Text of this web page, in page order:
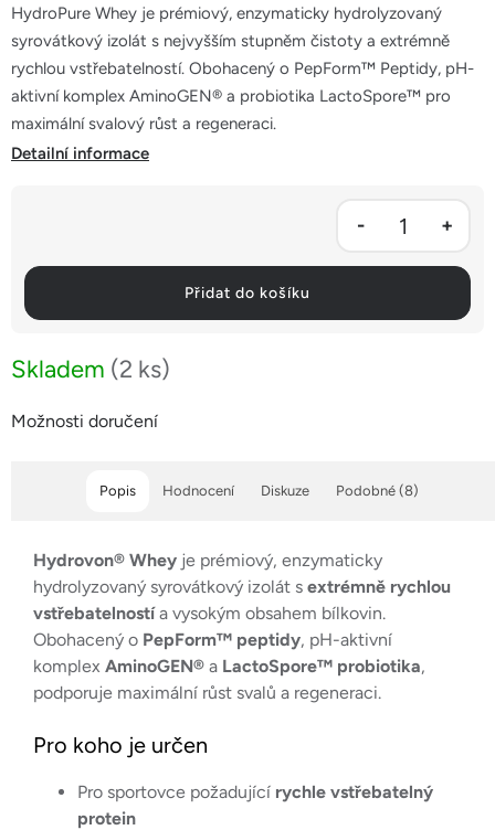
Skladem (2 ks)
Možnosti doručení
Přidat do košíku
HydroPure Whey je prémiový, enzymaticky hydrolyzovaný
syrovátkový izolát s nejvyšším stupněm čistoty a extrémně
rychlou vstřebatelností. Obohacený o PepForm™ Peptidy, pH-
aktivní komplex AminoGEN® a probiotika LactoSpore™ pro
maximální svalový růst a regeneraci.
Detailní informace
Popis Podobné (8)
Hodnocení Diskuze
Hydrovon® Whey je prémiový, enzymaticky
hydrolyzovaný syrovátkový izolát s extrémně rychlou
vstřebatelnostía vysokým obsahem bílkovin.
Obohacený o PepForm™ peptidy, pH-aktivní
komplex AminoGEN® a LactoSpore™ probiotika,
podporuje maximální růst svalů a regeneraci.
Pro koho je určen
Pro sportovce požadující rychle vstřebatelný
protein